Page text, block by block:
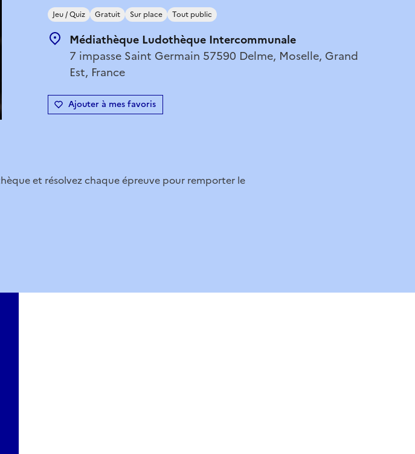
Jeu / Quiz Gratuit Sur place Tout public
Médiathèque Ludothèque Intercommunale
7 impasse Saint Germain 57590 Delme, Moselle, Grand
Est, France
Ajouter à mes favoris
et résolvez chaque épreuve pour remporter le